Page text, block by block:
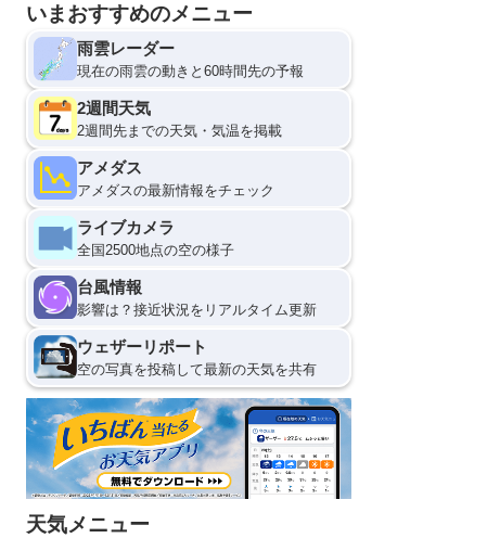
いまおすすめのメニュー
雨雲レーダー
現在の雨雲の動きと60時間先の予報
2週間天気
2週間先までの天気・気温を掲載
アメダス
アメダスの最新情報をチェック
ライブカメラ
全国2500地点の空の様子
台風情報
影響は？接近状況をリアルタイム更新
ウェザーリポート
空の写真を投稿して最新の天気を共有
天気メニュー